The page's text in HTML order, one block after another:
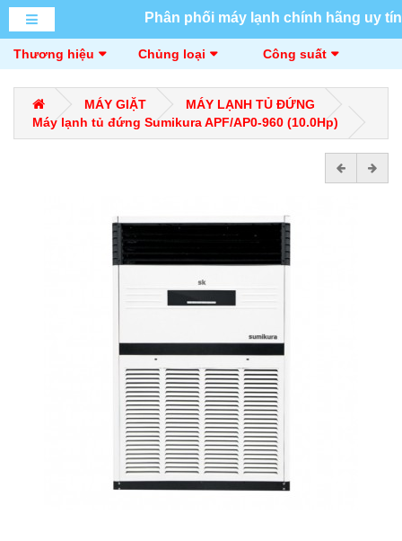
Phân phối máy lạnh chính hãng uy tín
Thương hiệu Chủng loại Công suất
MÁY GIẶT
MÁY LẠNH TỦ ĐỨNG
Máy lạnh tủ đứng Sumikura APF/AP0-960 (10.0Hp)